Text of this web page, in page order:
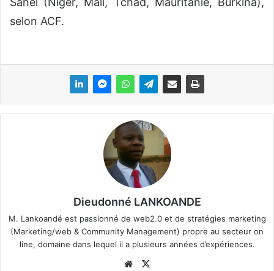
selon ACF.
Dieudonné LANKOANDE
M. Lankoandé est passionné de web2.0 et de stratégies marketing
(Marketing/web & Community Management) propre au secteur on
line, domaine dans lequel il a plusieurs années d’expériences.
We